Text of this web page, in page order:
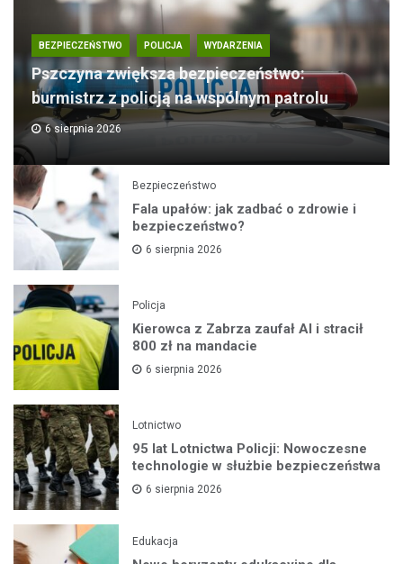
BEZPIECZEŃSTWO POLICJA WYDARZENIA
Pszczyna zwiększa bezpieczeństwo:
burmistrz z policją na wspólnym patrolu
6 sierpnia 2026
Bezpieczeństwo
Fala upałów: jak zadbać o zdrowie i
bezpieczeństwo?
6 sierpnia 2026
Policja
Kierowca z Zabrza zaufał AI i stracił
800 zł na mandacie
6 sierpnia 2026
Lotnictwo
95 lat Lotnictwa Policji: Nowoczesne
technologie w służbie bezpieczeństwa
6 sierpnia 2026
Edukacja